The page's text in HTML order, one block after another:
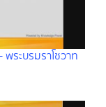
ระบรมราโชวาท